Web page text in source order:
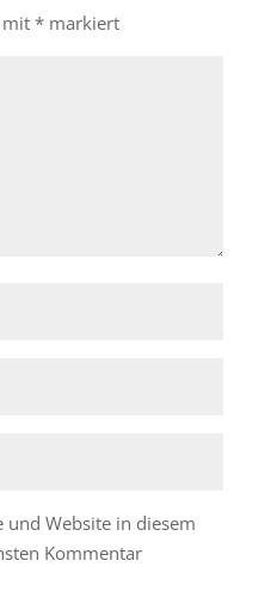
mit *markiert
und Website in diesem
Kommentar